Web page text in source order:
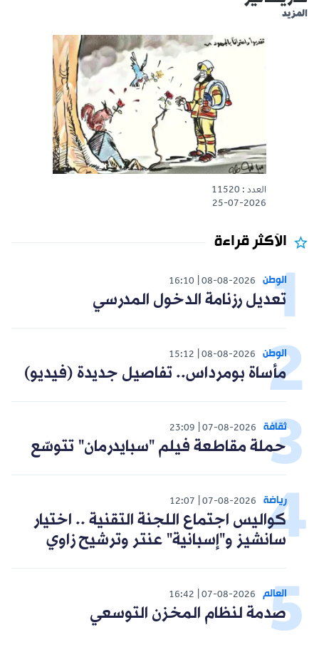
المزيد
العدد : 11520
25-07-2026
الأكثر قراءة
الوطن 08-08-2026
16:10
تعديل رزنامة الدخول المدرسي
الوطن 08-08-2026
15:12
مأساة بومرداس.. تفاصيل جديدة (فيديو)
ثقافة 07-08-2026
23:09
حملة مقاطعة فيلم "سبايدرمان" تتوسّع
رياضة 07-08-2026
12:07
كواليس اجتماع اللجنة التقنية .. اختيار
سانشيز و"إسبانية" عنتر وترشيح زاوي
العالم 07-08-2026
16:42
صدمة لنظام المخزن التوسعي